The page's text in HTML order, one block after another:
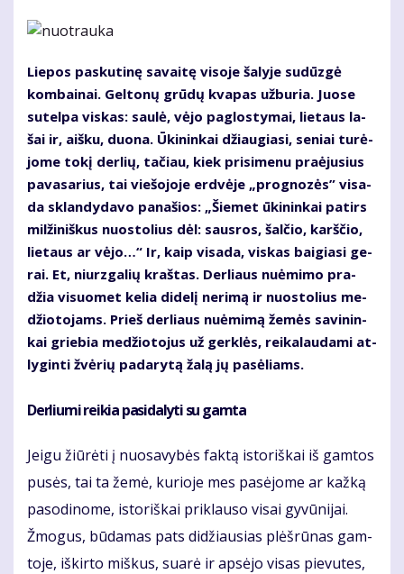
Lie­pos pas­ku­ti­nę sa­vai­tę vi­so­je ša­ly­je su­dūz­gė
kom­bai­nai. Gel­to­nų grū­dų kva­pas už­bu­ria. Juo­se
su­tel­pa vis­kas: sau­lė, vė­jo pa­glos­ty­mai, lie­taus la­
šai ir, aiš­ku, duo­na. Ūki­nin­kai džiau­gia­si, se­niai tu­rė­
jo­me to­kį der­lių, ta­čiau, kiek pri­si­me­nu pra­ėju­sius
pa­va­sa­rius, tai vie­šo­jo­je erd­vė­je „prog­no­zės” vi­sa­
da sklan­dy­da­vo pa­na­šios: „Šie­met ūki­nin­kai pa­tirs
mil­ži­niš­kus nuos­to­lius dėl: saus­ros, šal­čio, karš­čio,
lie­taus ar vė­jo…“ Ir, kaip vi­sa­da, vis­kas bai­gia­si ge­
rai. Et, niurz­ga­lių kraš­tas. Der­liaus nu­ė­mi­mo pra­
džia vi­suo­met ke­lia di­de­lį ne­ri­mą ir nuos­to­lius me­
džio­to­jams. Prieš der­liaus nu­ė­mi­mą že­mės sa­vi­nin­
kai grie­bia me­džio­to­jus už ger­klės, rei­ka­lau­da­mi at­
ly­gin­ti žvė­rių pa­da­ry­tą ža­lą jų pa­sė­liams.
Derliu­mi rei­kia pa­si­da­ly­ti su gam­ta
Jei­gu žiū­rė­ti į nuo­sa­vy­bės fak­tą is­to­riš­kai iš gam­tos
pu­sės, tai ta že­mė, ku­rio­je mes pa­sė­jo­me ar kaž­ką
pa­so­di­no­me, is­to­riš­kai pri­klau­so vi­sai gy­vū­ni­jai.
Žmo­gus, bū­da­mas pats di­džiau­sias plėš­rū­nas gam­
to­je, iš­kir­to miš­kus, su­arė ir ap­sė­jo vi­sas pie­vu­tes,